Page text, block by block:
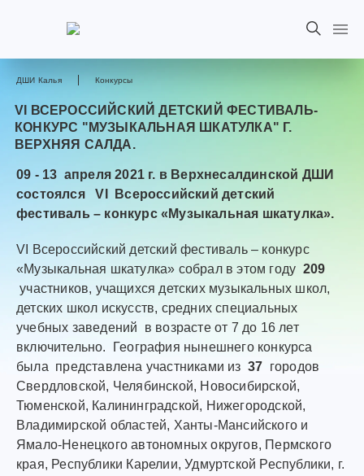
ДШИ Калья Конкурсы
VI ВСЕРОССИЙСКИЙ ДЕТСКИЙ ФЕСТИВАЛЬ-
КОНКУРС "МУЗЫКАЛЬНАЯ ШКАТУЛКА" Г.
ВЕРХНЯЯ САЛДА.
09 - 13 апреля 2021 г. в Верхнесалдинской ДШИ
состоялся VI Всероссийский детский
фестиваль – конкурс «Музыкальная шкатулка».
VI Всероссийский детский фестиваль – конкурс
«Музыкальная шкатулка» собрал в этом году 209
участников, учащихся детских музыкальных школ,
детских школ искусств, средних специальных
учебных заведений в возрасте от 7 до 16 лет
включительно. География нынешнего конкурса
была представлена участниками из 37 городов
Свердловской, Челябинской, Новосибирской,
Тюменской, Калининградской, Нижегородской,
Владимирской областей, Ханты-Мансийского и
Ямало-Ненецкого автономных округов, Пермского
края, Республики Карелии, Удмуртской Республики, г.